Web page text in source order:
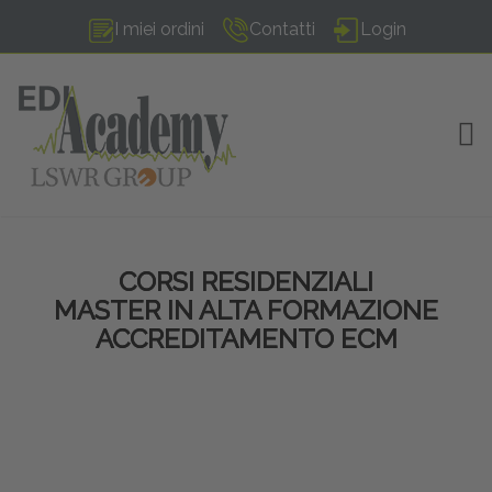
I miei ordini Contatti Login
CORSI RESIDENZIALI
MASTER IN ALTA FORMAZIONE
ACCREDITAMENTO ECM